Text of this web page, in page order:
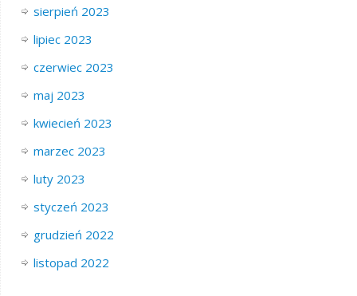
sierpień 2023
lipiec 2023
czerwiec 2023
maj 2023
kwiecień 2023
marzec 2023
luty 2023
styczeń 2023
grudzień 2022
listopad 2022